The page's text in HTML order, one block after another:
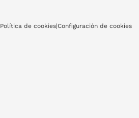
Política de cookies|Configuración de cookies